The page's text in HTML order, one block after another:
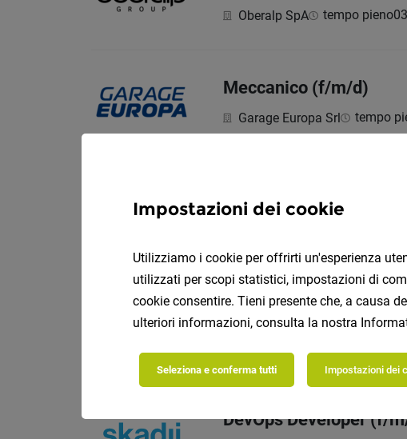
Oberalp SpA tempo pieno
Meccanico (f/m/d)
Garage Europa Srl tempo
PEGASUS tempo pieno |
Language teachers (f/
DevOps Developer (f/
Impostazioni dei cookie
Utilizziamo i cookie per offrirti un'esperienza
utilizzati per scopi statistici, impostazioni di
cookie consentire. Tieni presente che, a causa
ulteriori informazioni, consulta la nostra
Seleziona e conferma tutti Impostazioni dei